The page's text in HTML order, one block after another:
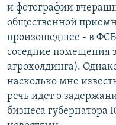
и фотографии
общественной
произошедшее - в ФСБ
соседние помещения
агрохолдинга).
насколько мне
речь идет о
бизнеса губернатора